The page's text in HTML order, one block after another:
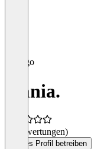
omnia.
(0 Bewertungen)
Dieses Profil betreiben